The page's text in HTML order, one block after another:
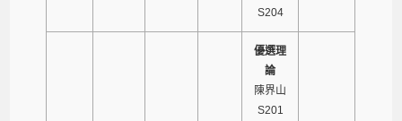
S204
優選理
論
陳界山
S201